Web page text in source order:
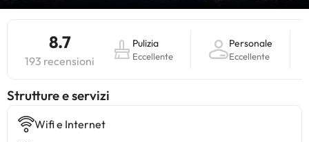
8.7
193 recensioni
Pulizia
Eccellente
Personale
Eccellente
​Strutture e servizi
Wifi e Internet